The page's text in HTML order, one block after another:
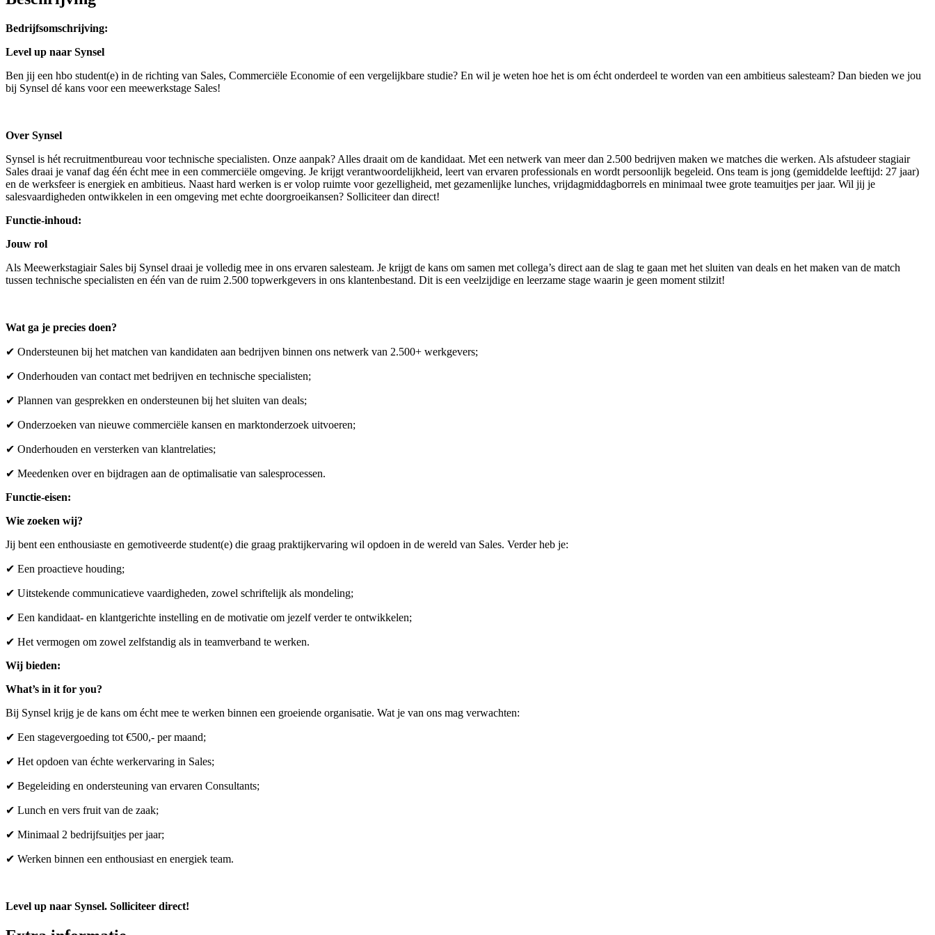
Bedrijfsomschrijving:
Level up naar Synsel
Ben jij een hbo student(e) in de richting van Sales, Commerciële Economie of een vergelijkbare studie? En wil je weten hoe het is om écht onderdeel te worden van een ambitieus salesteam? Dan bieden we jou
bij Synsel dé kans voor een meewerkstage Sales!
Over Synsel
Synsel is hét recruitmentbureau voor technische specialisten. Onze aanpak? Alles draait om de kandidaat. Met een netwerk van meer dan 2.500 bedrijven maken we matches die werken. Als afstudeer stagiair
Sales draai je vanaf dag één écht mee in een commerciële omgeving. Je krijgt verantwoordelijkheid, leert van ervaren professionals en wordt persoonlijk begeleid. Ons team is jong (gemiddelde leeftijd: 27 jaar)
en de werksfeer is energiek en ambitieus. Naast hard werken is er volop ruimte voor gezelligheid, met gezamenlijke lunches, vrijdagmiddagborrels en minimaal twee grote teamuitjes per jaar. Wil jij je
salesvaardigheden ontwikkelen in een omgeving met echte doorgroeikansen? Solliciteer dan direct!
Functie-inhoud:
Jouw rol
Als Meewerkstagiair Sales bij Synsel draai je volledig mee in ons ervaren salesteam. Je krijgt de kans om samen met collega’s direct aan de slag te gaan met het sluiten van deals en het maken van de match
tussen technische specialisten en één van de ruim 2.500 topwerkgevers in ons klantenbestand. Dit is een veelzijdige en leerzame stage waarin je geen moment stilzit!
Wat ga je precies doen?
✔ Ondersteunen bij het matchen van kandidaten aan bedrijven binnen ons netwerk van 2.500+ werkgevers;
✔ Onderhouden van contact met bedrijven en technische specialisten;
✔ Plannen van gesprekken en ondersteunen bij het sluiten van deals;
✔ Onderzoeken van nieuwe commerciële kansen en marktonderzoek uitvoeren;
✔ Onderhouden en versterken van klantrelaties;
✔ Meedenken over en bijdragen aan de optimalisatie van salesprocessen.
Functie-eisen:
Wie zoeken wij?
Jij bent een enthousiaste en gemotiveerde student(e) die graag praktijkervaring wil opdoen in de wereld van Sales. Verder heb je:
✔ Een proactieve houding;
✔ Uitstekende communicatieve vaardigheden, zowel schriftelijk als mondeling;
✔ Een kandidaat- en klantgerichte instelling en de motivatie om jezelf verder te ontwikkelen;
✔ Het vermogen om zowel zelfstandig als in teamverband te werken.
Wij bieden:
What’s in it for you?
Bij Synsel krijg je de kans om écht mee te werken binnen een groeiende organisatie. Wat je van ons mag verwachten:
✔ Een stagevergoeding tot €500,- per maand;
✔ Het opdoen van échte werkervaring in Sales;
✔ Begeleiding en ondersteuning van ervaren Consultants;
✔ Lunch en vers fruit van de zaak;
✔ Minimaal 2 bedrijfsuitjes per jaar;
✔ Werken binnen een enthousiast en energiek team.
Level up naar Synsel. Solliciteer direct!